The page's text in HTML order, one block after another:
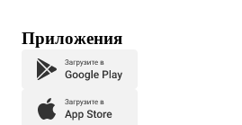
Приложения